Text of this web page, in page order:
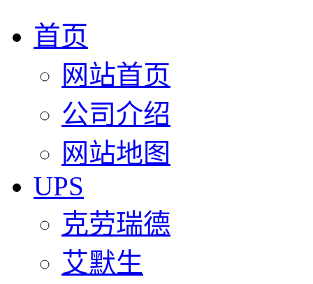
首页
网站首页
公司介绍
网站地图
UPS
克劳瑞德
艾默生